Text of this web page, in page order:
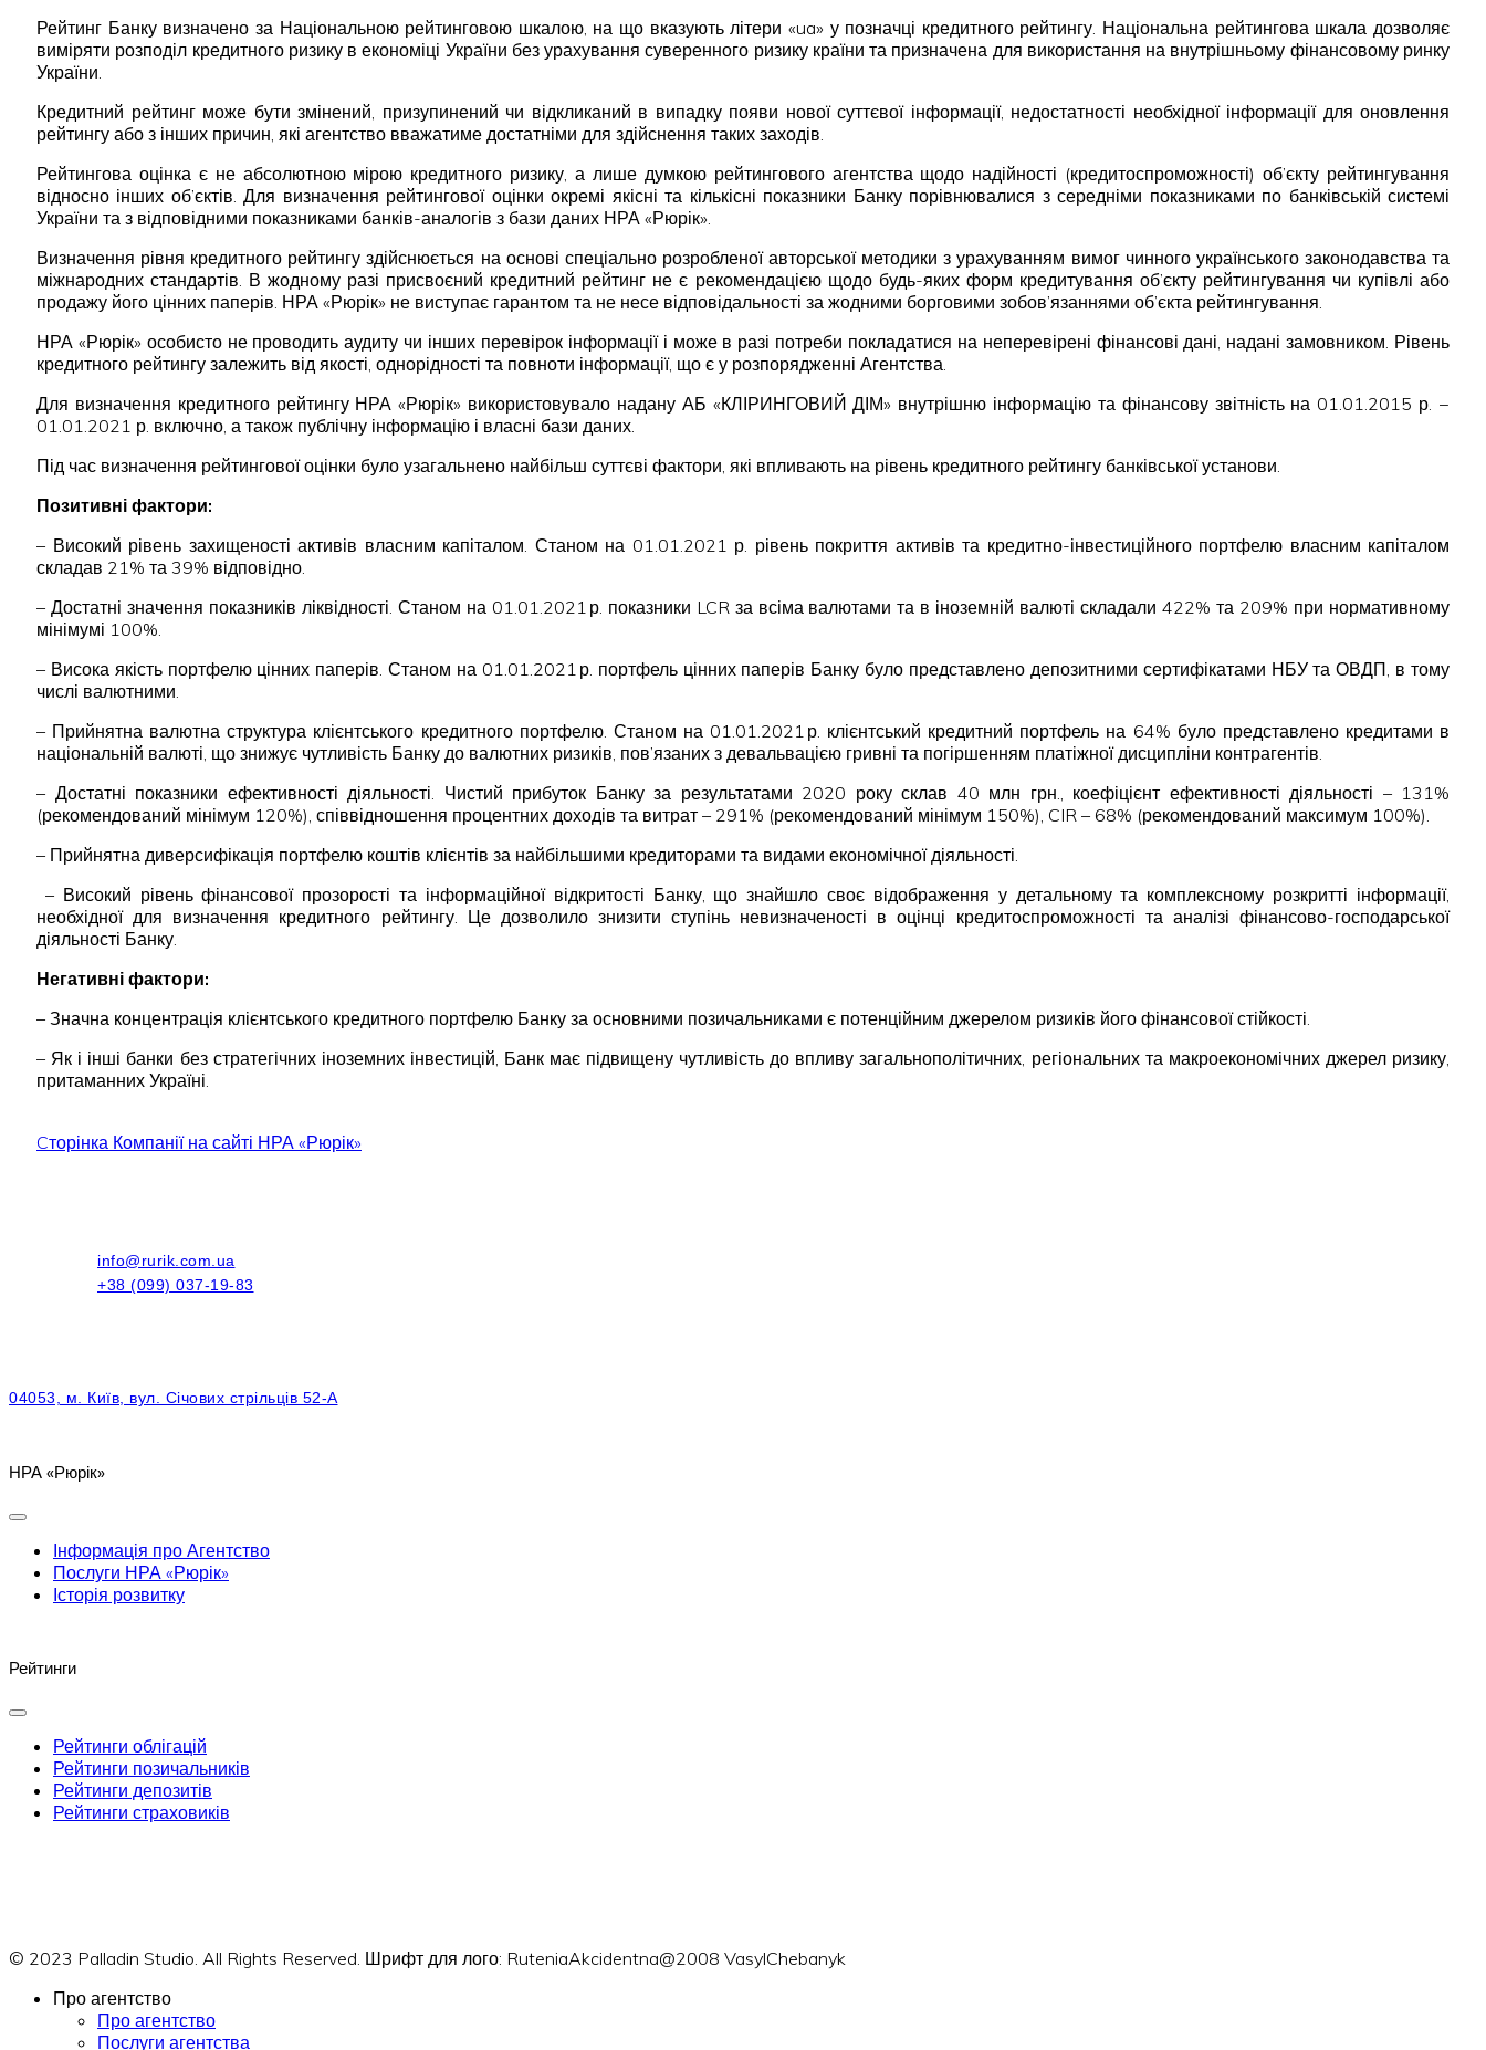
Рейтинг Банку визначено за Національною рейтинговою шкалою, на що вказують літери «ua» у позначці кредитного рейтингу. Національна рейтингова шкала дозволяє
виміряти розподіл кредитного ризику в економіці України без урахування суверенного ризику країни та призначена для використання на внутрішньому фінансовому ринку
України.
Кредитний рейтинг може бути змінений, призупинений чи відкликаний в випадку появи нової суттєвої інформації, недостатності необхідної інформації для оновлення
рейтингу або з інших причин, які агентство вважатиме достатніми для здійснення таких заходів.
Рейтингова оцінка є не абсолютною мірою кредитного ризику, а лише думкою рейтингового агентства щодо надійності (кредитоспроможності) об’єкту рейтингування
відносно інших об’єктів. Для визначення рейтингової оцінки окремі якісні та кількісні показники Банку порівнювалися з середніми показниками по банківській системі
України та з відповідними показниками банків-аналогів з бази даних НРА «Рюрік».
Визначення рівня кредитного рейтингу здійснюється на основі спеціально розробленої авторської методики з урахуванням вимог чинного українського законодавства та
міжнародних стандартів. В жодному разі присвоєний кредитний рейтинг не є рекомендацією щодо будь-яких форм кредитування об’єкту рейтингування чи купівлі або
продажу його цінних паперів. НРА «Рюрік» не виступає гарантом та не несе відповідальності за жодними борговими зобов’язаннями об’єкта рейтингування.
НРА «Рюрік» особисто не проводить аудиту чи інших перевірок інформації і може в разі потреби покладатися на неперевірені фінансові дані, надані замовником. Рівень
кредитного рейтингу залежить від якості, однорідності та повноти інформації, що є у розпорядженні Агентства.
Для визначення кредитного рейтингу НРА «Рюрік» використовувало надану АБ «КЛІРИНГОВИЙ ДІМ» внутрішню інформацію та фінансову звітність на 01.01.2015 р. −
01.01.2021 р. включно, а також публічну інформацію і власні бази даних.
Під час визначення рейтингової оцінки було узагальнено найбільш суттєві фактори, які впливають на рівень кредитного рейтингу банківської установи.
Позитивні фактори:
– Високий рівень захищеності активів власним капіталом. Станом на 01.01.2021 р. рівень покриття активів та кредитно-інвестиційного портфелю власним капіталом
складав 21% та 39% відповідно.
– Достатні значення показників ліквідності. Станом на 01.01.2021 р. показники LCR за всіма валютами та в іноземній валюті складали 422% та 209% при нормативному
мінімумі 100%.
– Висока якість портфелю цінних паперів. Станом на 01.01.2021 р. портфель цінних паперів Банку було представлено депозитними сертифікатами НБУ та ОВДП, в тому
числі валютними.
– Прийнятна валютна структура клієнтського кредитного портфелю. Станом на 01.01.2021 р. клієнтський кредитний портфель на 64% було представлено кредитами в
національній валюті, що знижує чутливість Банку до валютних ризиків, пов’язаних з девальвацією гривні та погіршенням платіжної дисципліни контрагентів.
– Достатні показники ефективності діяльності. Чистий прибуток Банку за результатами 2020 року склав 40 млн грн., коефіцієнт ефективності діяльності – 131%
(рекомендований мінімум 120%), співвідношення процентних доходів та витрат – 291% (рекомендований мінімум 150%), CIR – 68% (рекомендований максимум 100%).
– Прийнятна диверсифікація портфелю коштів клієнтів за найбільшими кредиторами та видами економічної діяльності.
­ – Високий рівень фінансової прозорості та інформаційної відкритості Банку, що знайшло своє відображення у детальному та комплексному розкритті інформації,
необхідної для визначення кредитного рейтингу. Це дозволило знизити ступінь невизначеності в оцінці кредитоспроможності та аналізі фінансово-господарської
діяльності Банку.
Негативні фактори:
– Значна концентрація клієнтського кредитного портфелю Банку за основними позичальниками є потенційним джерелом ризиків його фінансової стійкості.
– Як і інші банки без стратегічних іноземних інвестицій, Банк має підвищену чутливість до впливу загальнополітичних, регіональних та макроекономічних джерел ризику,
притаманних Україні.
Cторінка Компанії на сайті НРА «Рюрік»
info@rurik.com.ua
+38 (099) 037-19-83
04053, м. Київ, вул. Січових стрільців 52-А
НРА «Рюрік»
Інформація про Агентство
Послуги НРА «Рюрік»
Історія розвитку
Рейтинги
Рейтинги облігацій
Рейтинги позичальників
Рейтинги депозитів
Рейтинги страховиків
© 2023 Palladin Studio. All Rights Reserved. Шрифт для лого: RuteniaAkcidentna@2008 VasylChebanyk
Про агентство
Про агентство
Послуги агентства